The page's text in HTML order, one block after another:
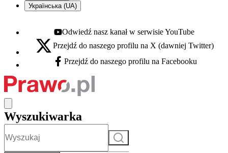
Українська (UA)
Youtube - otwiera się w nowej karcie
Odwiedź nasz kanał w serwisie YouTube
X - otwiera się w nowej karcie
Przejdź do naszego profilu na X (dawniej Twitter)
Facebook - otwiera się w nowej karcie
Przejdź do naszego profilu na Facebooku
Wyszukiwarka
Szukaj